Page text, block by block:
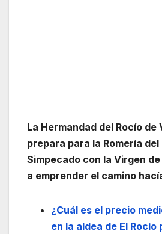
La Hermandad del Rocío de
prepara para la Romería
Simpecado con la Virgen
a emprender el camino
¿Cuál es el precio
en la aldea de El Rocío